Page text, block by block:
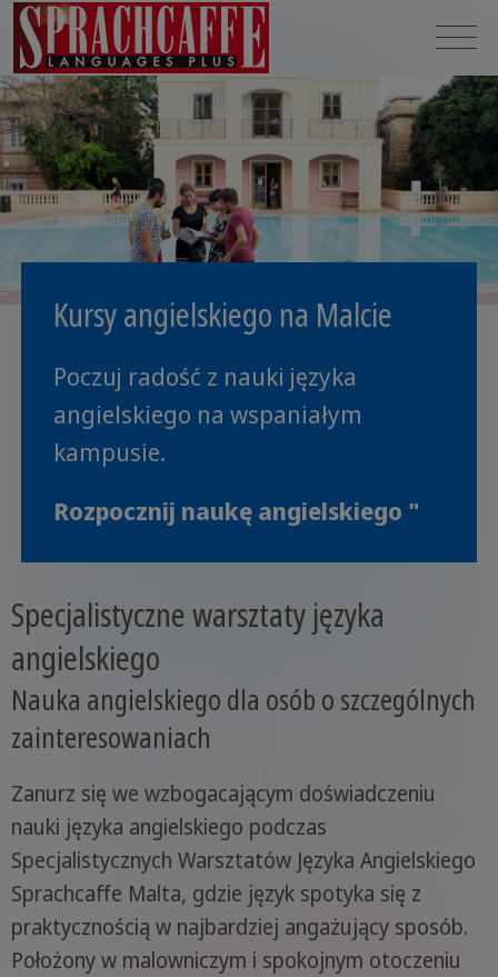
Kursy angielskiego na Malcie
Poczuj radość z nauki języka
angielskiego na wspaniałym
kampusie.
Rozpocznij naukę angielskiego "
Specjalistyczne warsztaty języka
angielskiego
Nauka angielskiego dla osób o szczególnych
zainteresowaniach
Zanurz się we wzbogacającym doświadczeniu
nauki języka angielskiego podczas
Specjalistycznych Warsztatów Języka Angielskiego
Sprachcaffe Malta, gdzie język spotyka się z
praktycznością w najbardziej angażujący sposób.
Położony w malowniczym i spokojnym otoczeniu